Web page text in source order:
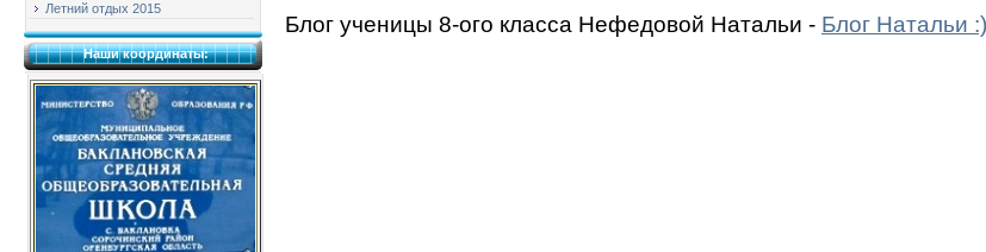
Летний отдых 2015
Наши координаты:
Блог ученицы 8-ого класса Нефедовой Натальи - Блог Натальи :)